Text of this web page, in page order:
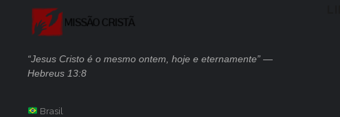
“Jesus Cristo é o mesmo ontem, hoje e eternamente” —
Hebreus 13:8
Brasil